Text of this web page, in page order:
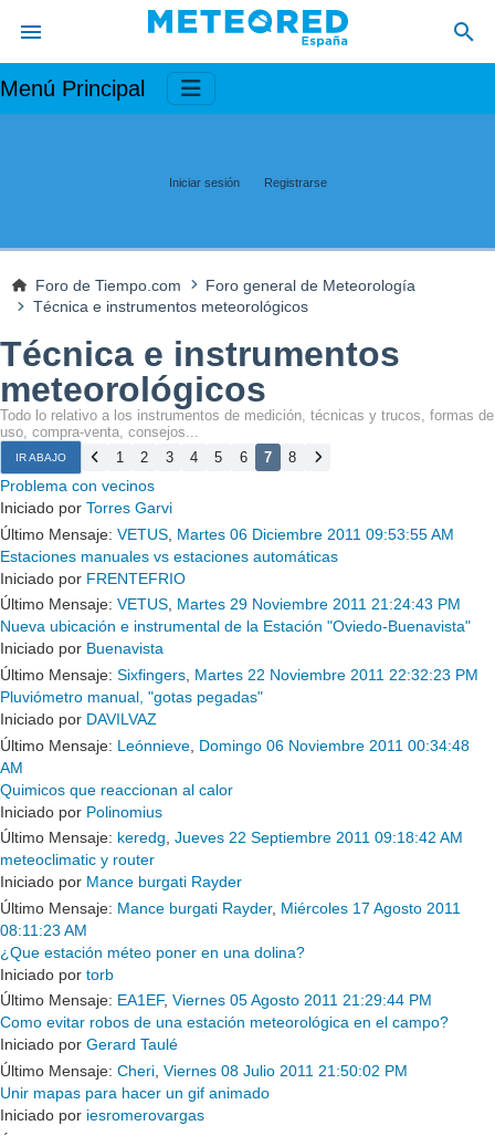
Menú Principal
Iniciar sesión Registrarse
Foro de Tiempo.com
Foro general de Meteorología
Técnica e instrumentos meteorológicos
Técnica e instrumentos
meteorológicos
Todo lo relativo a los instrumentos de medición, técnicas y trucos, formas de
uso, compra-venta, consejos...
IR ABAJO 1 2 3 4 5 6 7 8
Problema con vecinos
Iniciado por Torres Garvi
Último Mensaje: VETUS Martes 06 Diciembre 2011 09:53:55 AM
Estaciones manuales vs estaciones automáticas
Iniciado por FRENTEFRIO
Último Mensaje: VETUS, Martes 29 Noviembre 2011 21:24:43 PM
Nueva ubicación e instrumental de la Estación "Oviedo-Buenavista"
Iniciado por Buenavista
Último Mensaje: Sixfingers Martes 22 Noviembre 2011 22:32:23 PM
Pluviómetro manual, "gotas pegadas"
Iniciado por DAVILVAZ
Último Mensaje: Leónnieve Domingo 06 Noviembre 2011 00:34:48
AM
Quimicos que reaccionan al calor
Iniciado por Polinomius
Último Mensaje: keredg, Jueves 22 Septiembre 2011 09:18:42 AM
meteoclimatic y router
Iniciado por Mance burgati Rayder
Último Mensaje: Mance burgati Rayder, Miércoles 17 Agosto 2011
08:11:23 AM
¿Que estación méteo poner en una dolina?
Iniciado por torb
Último Mensaje: EA1EF, Viernes 05 Agosto 2011 21:29:44 PM
Como evitar robos de una estación meteorológica en el campo?
Iniciado por Gerard Taulé
Último Mensaje: Cheri Viernes 08 Julio 2011 21:50:02 PM
Unir mapas para hacer un gif animado
Iniciado por iesromerovargas